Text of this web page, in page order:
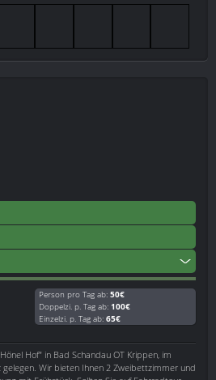
Person pro Tag ab: 50€
Doppelzi. p. Tag ab: 100€
Einzelzi. p. Tag ab: 65€
Hof" in Bad Schandau OT Krippen, im
gelegen. Wir bieten Ihnen 2 Zweibettzimmer und